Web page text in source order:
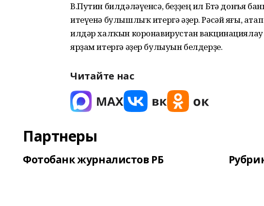
В.Путин билдәләүенсә, беҙҙең ил Бөтә донъя
итеүенә булышлыҡ итергә әҙер. Рәсәй яғы,
илдәр халҡын коронавирустан
ярҙам итергә әҙер булыуын белдерҙе.
Читайте нас
Партнеры
Фотобанк журналистов РБ